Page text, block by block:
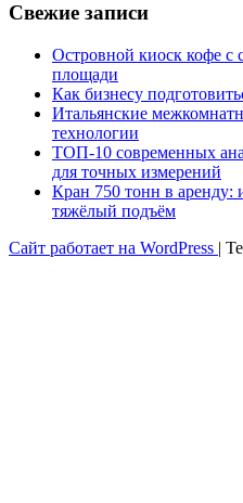
Свежие записи
Островной киоск кофе с
площади
Как бизнесу
Итальянские
технологии
ТОП-10 современных
для точных измерений
Кран 750 тонн в аренду:
тяжёлый подъём
Сайт работает на WordPress |